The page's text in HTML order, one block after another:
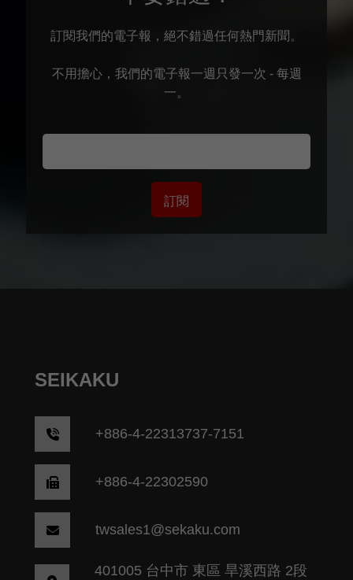
訂閱我們的電子報，絕不錯過任何熱門新聞。
不用擔心，我們的電子報一週只發一次 - 每週
一。
訂閱
SEIKAKU
+886-4-22313737-7151
+886-4-22302590
twsales1@sekaku.com
401005 台中市 東區 旱溪西路 2段